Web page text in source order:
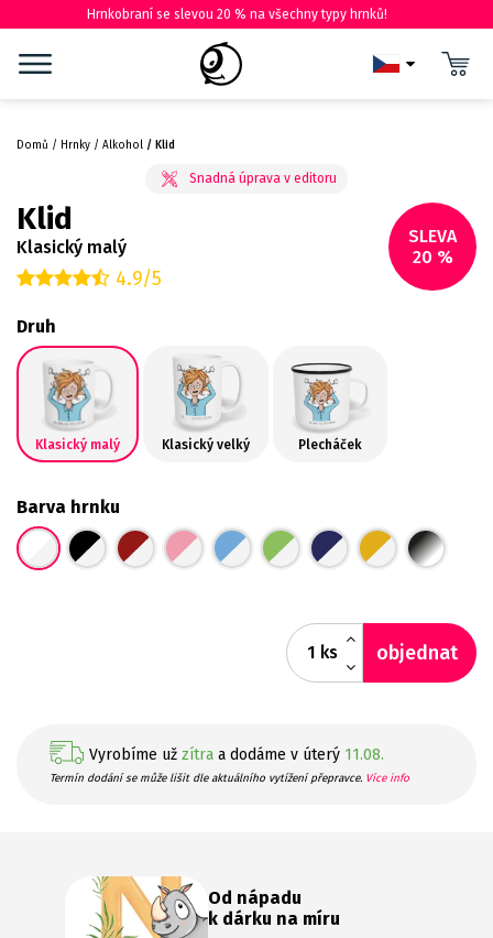
Hrnkobraní se slevou 20 % na všechny typy hrnků!
Domů Hrnky Alkohol Klid
SLEVA
20 %
Klid
Klasický malý
4.9/5
Druh
Klasický malý Klasický velký Plecháček
Barva hrnku
ks objednat
Vyrobíme už zítra a dodáme v úterý 11.08.
Termín dodání se může lišit dle aktuálního vytížení přepravce. Více info
Od nápadu
k dárku na míru